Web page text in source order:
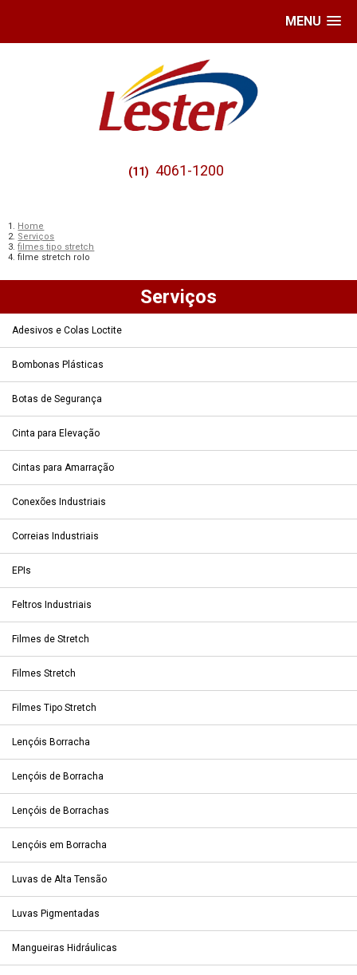
MENU
(11) 4061-1200
Home
Serviços
filmes tipo stretch
filme stretch rolo
Serviços
Adesivos e Colas Loctite
Bombonas Plásticas
Botas de Segurança
Cinta para Elevação
Cintas para Amarração
Conexões Industriais
Correias Industriais
EPIs
Feltros Industriais
Filmes de Stretch
Filmes Stretch
Filmes Tipo Stretch
Lençóis Borracha
Lençóis de Borracha
Lençóis de Borrachas
Lençóis em Borracha
Luvas de Alta Tensão
Luvas Pigmentadas
Mangueiras Hidráulicas